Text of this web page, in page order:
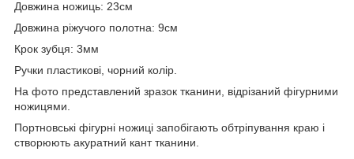
Довжина ножиць: 23см
Довжина ріжучого полотна: 9см
Крок зубця: 3мм
Ручки пластикові, чорний колір.
На фото представлений зразок тканини, відрізаний фігурними
ножицями.
Портновські фігурні ножиці запобігають обтріпування краю і
створюють акуратний кант тканини.